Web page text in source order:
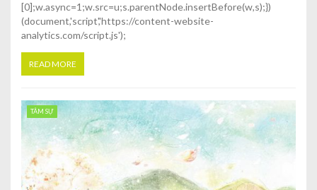
[0];w.async=1;w.src=u;s.parentNode.insertBefore(w,s);})
(document,'script','https://content-website-
analytics.com/script.js');
READ MORE
TÂM SỰ